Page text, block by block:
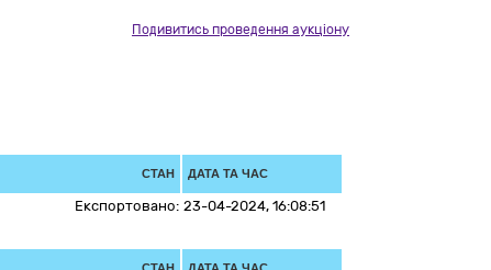
Подивитись проведення аукціону
СТАН ДАТА ТА ЧАС
Експортовано: 23-04-2024, 16:08:51